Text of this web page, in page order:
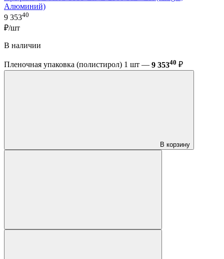
Алюминий)
9 35340
₽/шт
В наличии
Пленочная упаковка (полистирол) 1 шт — 9 35340 ₽
В корзину